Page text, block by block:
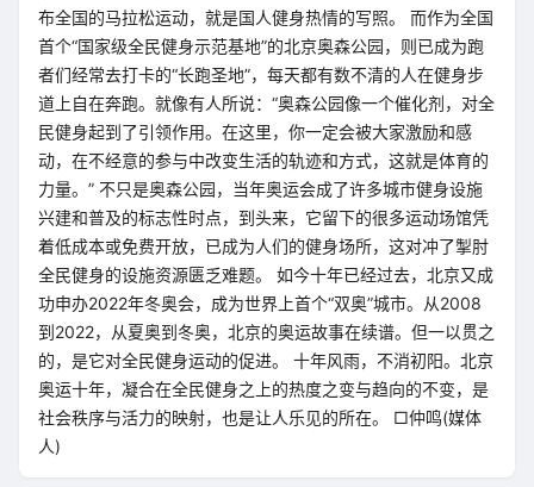
布全国的马拉松运动，就是国人健身热情的写照。 而作为全国
首个“国家级全民健身示范基地”的北京奥森公园，则已成为跑
者们经常去打卡的“长跑圣地”，每天都有数不清的人在健身步
道上自在奔跑。就像有人所说：“奥森公园像一个催化剂，对全
民健身起到了引领作用。在这里，你一定会被大家激励和感
动，在不经意的参与中改变生活的轨迹和方式，这就是体育的
力量。” 不只是奥森公园，当年奥运会成了许多城市健身设施
兴建和普及的标志性时点，到头来，它留下的很多运动场馆凭
着低成本或免费开放，已成为人们的健身场所，这对冲了掣肘
全民健身的设施资源匮乏难题。 如今十年已经过去，北京又成
功申办2022年冬奥会，成为世界上首个“双奥”城市。从2008
到2022，从夏奥到冬奥，北京的奥运故事在续谱。但一以贯之
的，是它对全民健身运动的促进。 十年风雨，不消初阳。北京
奥运十年，凝合在全民健身之上的热度之变与趋向的不变，是
社会秩序与活力的映射，也是让人乐见的所在。 □仲鸣(媒体
人)